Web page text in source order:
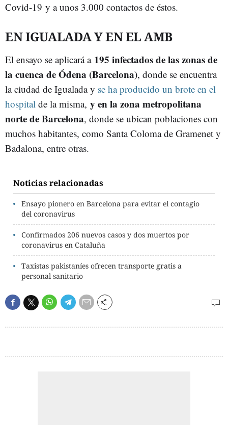
Covid-19 y a unos 3.000 contactos de éstos.
EN IGUALADA Y EN EL AMB
El ensayo se aplicará a 195 infectados de las zonas de
la cuenca de Ódena (Barcelona), donde se encuentra
la ciudad de Igualada y se ha producido un brote en el
hospital de la misma, y en la zona metropolitana
norte de Barcelona, donde se ubican poblaciones con
muchos habitantes, como Santa Coloma de Gramenet y
Badalona, entre otras.
Noticias relacionadas
Ensayo pionero en Barcelona para evitar el contagio
del coronavirus
Confirmados 206 nuevos casos y dos muertos por
coronavirus en Cataluña
Taxistas pakistaníes ofrecen transporte gratis a
personal sanitario